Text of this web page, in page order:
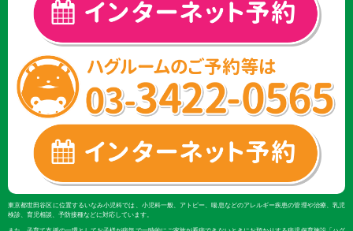
東京都世田谷区に位置するいなみ小児科では、小児科一般、アトピー、喘息などのアレルギー疾患の管理や治療、乳児
検診、育児相談、予防接種などに対応しています。